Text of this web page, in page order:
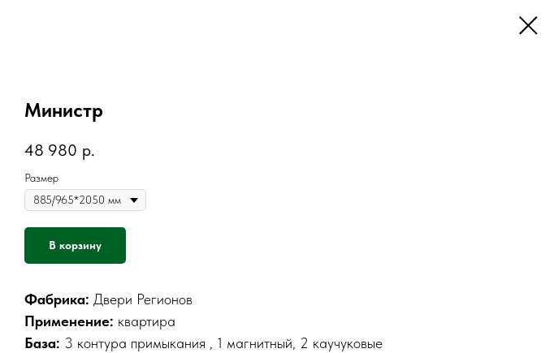
Министр
48 980 р.
Размер
В корзину
Фабрика: Двери Регионов
Применение: квартира
База: 3 контура примыкания , 1 магнитный, 2 каучуковые